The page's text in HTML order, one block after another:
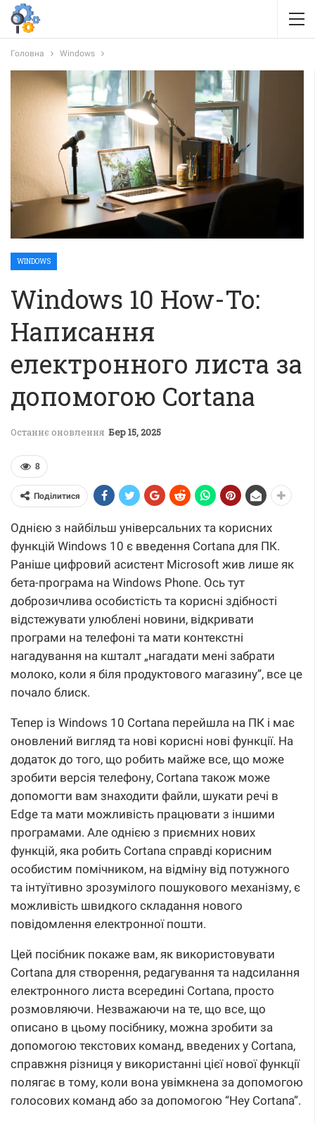
Головна Windows
WINDOWS
Windows 10 How-To:
Написання
електронного листа за
допомогою Cortana
Останнє оновлення Бер 15, 2025
8
Поділитися
Однією з найбільш універсальних та корисних
функцій Windows 10 є введення Cortana для ПК.
Раніше цифровий асистент Microsoft жив лише як
бета-програма на Windows Phone. Ось тут
доброзичлива особистість та корисні здібності
відстежувати улюблені новини, відкривати
програми на телефоні та мати контекстні
нагадування на кшталт „нагадати мені забрати
молоко, коли я біля продуктового магазину”, все це
почало блиск.
Тепер із Windows 10 Cortana перейшла на ПК і має
оновлений вигляд та нові корисні нові функції. На
додаток до того, що робить майже все, що може
зробити версія телефону, Cortana також може
допомогти вам знаходити файли, шукати речі в
Edge та мати можливість працювати з іншими
програмами. Але однією з приємних нових
функцій, яка робить Cortana справді корисним
особистим помічником, на відміну від потужного
та інтуїтивно зрозумілого пошукового механізму, є
можливість швидкого складання нового
повідомлення електронної пошти.
Цей посібник покаже вам, як використовувати
Cortana для створення, редагування та надсилання
електронного листа всередині Cortana, просто
розмовляючи. Незважаючи на те, що все, що
описано в цьому посібнику, можна зробити за
допомогою текстових команд, введених у Cortana,
справжня різниця у використанні цієї нової функції
полягає в тому, коли вона увімкнена за допомогою
голосових команд або за допомогою “Hey Cortana”.